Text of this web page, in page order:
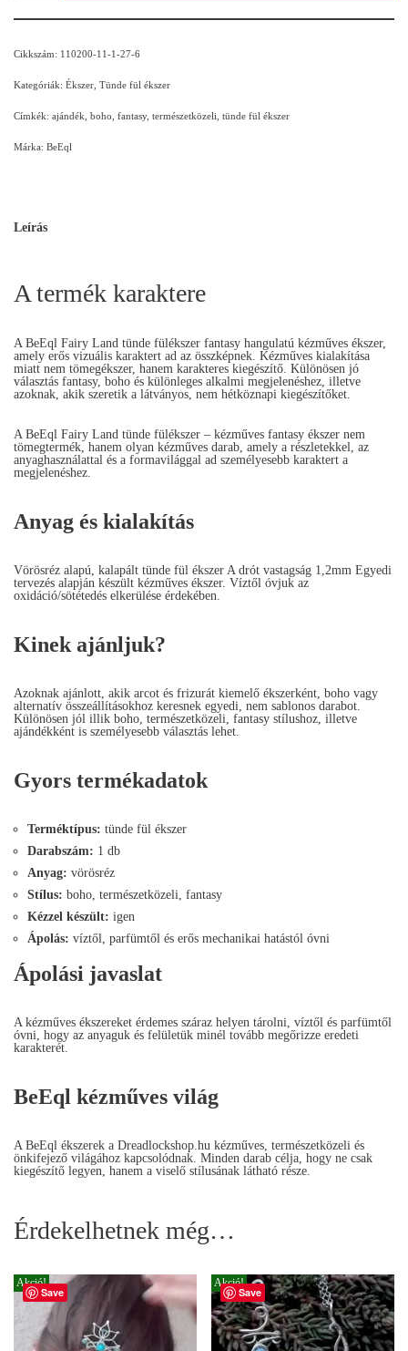
Cikkszám: 110200-11-1-27-6
Kategóriák: Ékszer Tünde fül ékszer
Címkék: ajándék boho fantasy, természetközeli tünde fül ékszer
Márka: BeEql
Leírás
A termék karaktere
A BeEql Fairy Land tünde fülékszer fantasy hangulatú kézműves ékszer,
amely erős vizuális karaktert ad az összképnek. Kézműves kialakítása
miatt nem tömegékszer, hanem karakteres kiegészítő. Különösen jó
választás fantasy, boho és különleges alkalmi megjelenéshez, illetve
azoknak, akik szeretik a látványos, nem hétköznapi kiegészítőket.
A BeEql Fairy Land tünde fülékszer – kézműves fantasy ékszer nem
tömegtermék, hanem olyan kézműves darab, amely a részletekkel, az
anyaghasználattal és a formavilággal ad személyesebb karaktert a
megjelenéshez.
Anyag és kialakítás
Vörösréz alapú, kalapált tünde fül ékszer A drót vastagság 1,2mm Egyedi
tervezés alapján készült kézműves ékszer. Víztől óvjuk az
oxidáció/sötétedés elkerülése érdekében.
Kinek ajánljuk?
Azoknak ajánlott, akik arcot és frizurát kiemelő ékszerként, boho vagy
alternatív összeállításokhoz keresnek egyedi, nem sablonos darabot.
Különösen jól illik boho, természetközeli, fantasy stílushoz, illetve
ajándékként is személyesebb választás lehet.
Gyors termékadatok
Terméktípus: tünde fül ékszer
Darabszám: 1 db
Anyag: vörösréz
Stílus: boho, természetközeli, fantasy
Kézzel készült: igen
Ápolás: víztől, parfümtől és erős mechanikai hatástól óvni
Ápolási javaslat
A kézműves ékszereket érdemes száraz helyen tárolni, víztől és parfümtől
óvni, hogy az anyaguk és felületük minél tovább megőrizze eredeti
karakterét.
BeEql kézműves világ
A BeEql ékszerek a Dreadlockshop.hu kézműves, természetközeli és
önkifejező világához kapcsolódnak. Minden darab célja, hogy ne csak
kiegészítő legyen, hanem a viselő stílusának látható része.
Érdekelhetnek még…
Save
Akció!
Save
Akció!